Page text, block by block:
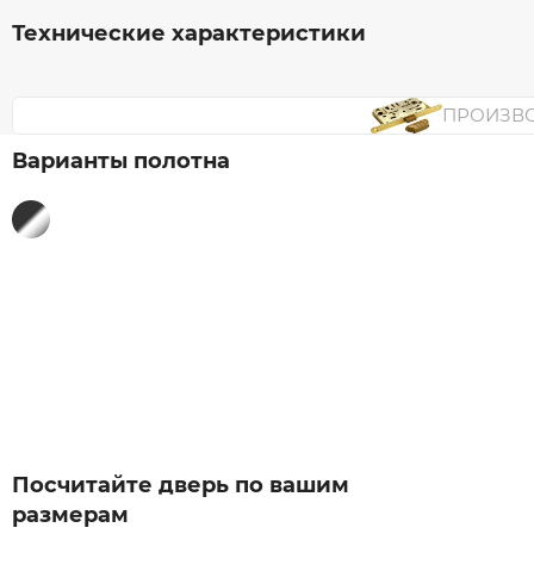
Технические характеристики
Варианты полотна
Посчитайте дверь по вашим
размерам